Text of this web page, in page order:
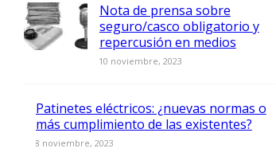
Nota de prensa sobre
seguro/casco obligatorio y
repercusión en medios
10 noviembre, 2023
Patinetes eléctricos: ¿nuevas normas o
más cumplimiento de las existentes?
8 noviembre, 2023